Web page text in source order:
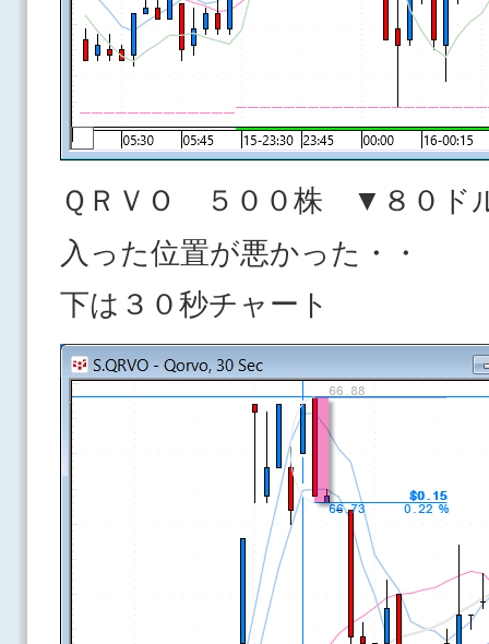
ＱＲＶＯ ５００株 ▼８０ド
入った位置が悪かった・・
下は３０秒チャート